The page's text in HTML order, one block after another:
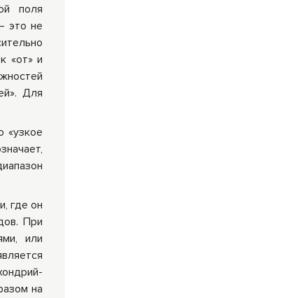
поля
это не
«от» и
Для
«узкое
где он
При
или
на